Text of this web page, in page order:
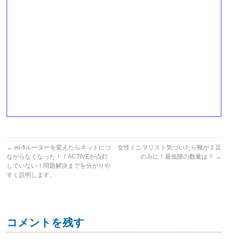
← wi-fiルーターを変えたらネットにつ
ながらなくなった！！ACTIVEが点灯
していない！問題解決までを分かりや
すく説明します。
女性ミニマリスト気づいたら靴が１足
のみに！最低限の数量は？ →
コメントを残す